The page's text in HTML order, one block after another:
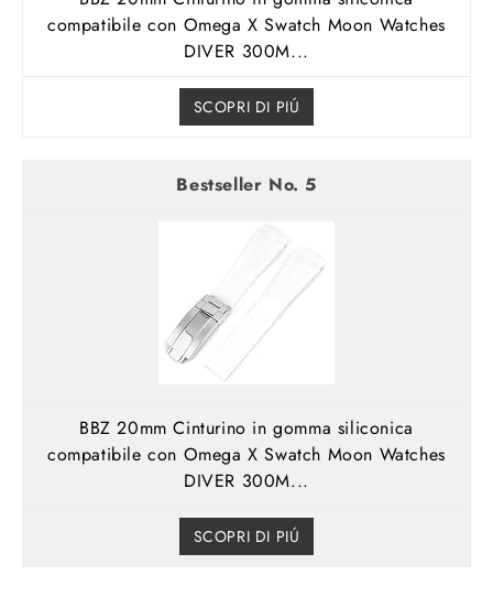
compatibile con Omega X Swatch Moon Watches
DIVER 300M...
SCOPRI DI PIÚ
5
BBZ 20mm Cinturino in gomma siliconica
compatibile con Omega X Swatch Moon Watches
DIVER 300M...
SCOPRI DI PIÚ